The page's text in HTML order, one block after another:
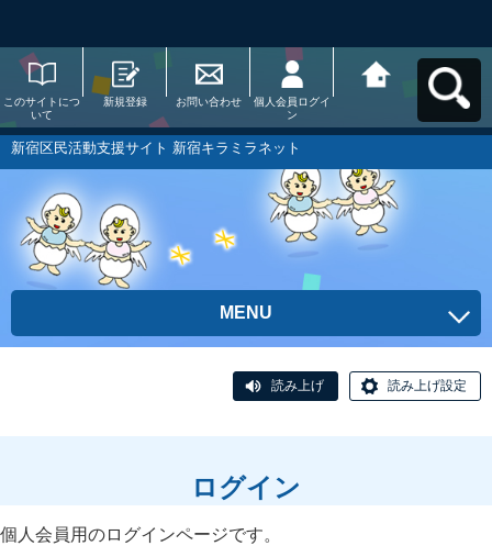
このサイトにつ
いて
新規登録 お問い合わせ
個人会員ログイ
ン
ラミラネットへ
新宿区民活動支援サイト 新宿キラミラネット
MENU
読み上げ 読み上げ設定
ログイン
個人会員用のログインページです。